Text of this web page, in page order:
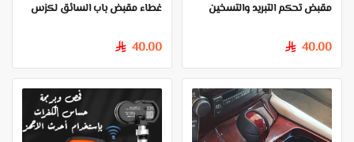
مقبض تحكم التبريد والتسخين
40.00
§
غطاء مقبض باب السائق لكزس
40.00
§